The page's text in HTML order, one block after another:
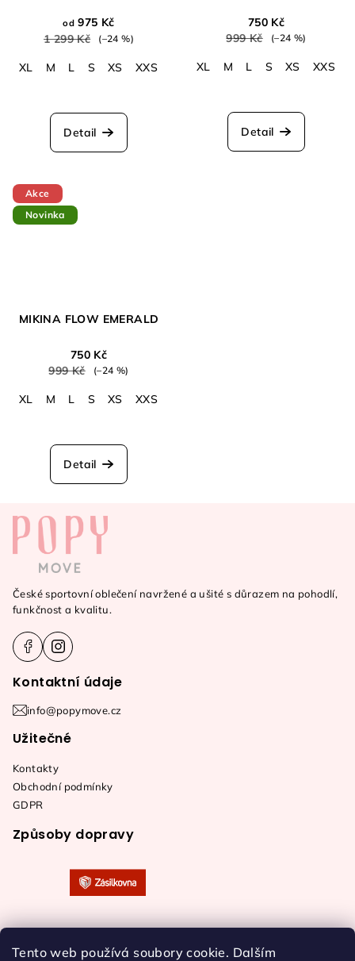
Tento web používá soubory cookie. Dalším
od 975 Kč
1 299 Kč
(–24 %)
XL M L S XS XXS
Detail
750 Kč
999 Kč
(–24 %)
XL M L S XS XXS
Detail
Akce
Novinka
MIKINA FLOW EMERALD
750 Kč
999 Kč
(–24 %)
XL M L S XS XXS
Detail
České sportovní oblečení navržené a ušité s důrazem na pohodlí,
funkčnost a kvalitu.
Kontaktní údaje
info@popymove.cz
Užitečné
Kontakty
Obchodní podmínky
GDPR
Způsoby dopravy